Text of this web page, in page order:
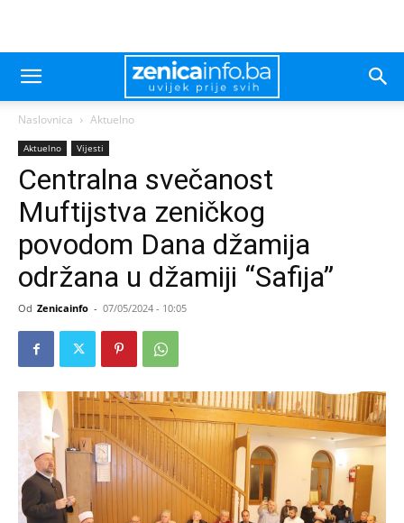
Naslovnica Aktuelno
Aktuelno Vijesti
Centralna svečanost
Muftijstva zeničkog
povodom Dana džamija
održana u džamiji “Safija”
Od Zenicainfo - 07/05/2024 - 10:05